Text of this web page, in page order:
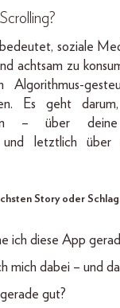
soziale
achtsam zu
Algorithmus-
Es geht
– über
und letztlich über
Story oder
ich diese App
mich dabei – und
gerade gut?